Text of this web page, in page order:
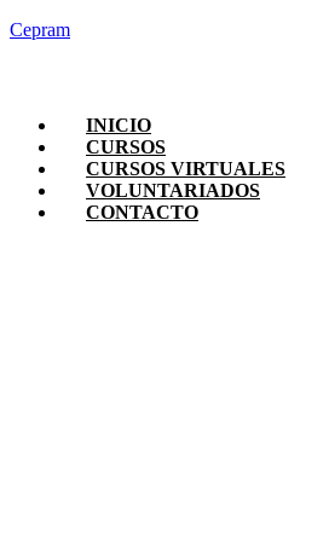
Cepram
INICIO
CURSOS
CURSOS VIRTUALES
VOLUNTARIADOS
CONTACTO